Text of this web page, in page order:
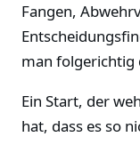
Fangen,
man folgerichtig
Ein Start, der
hat, dass es so